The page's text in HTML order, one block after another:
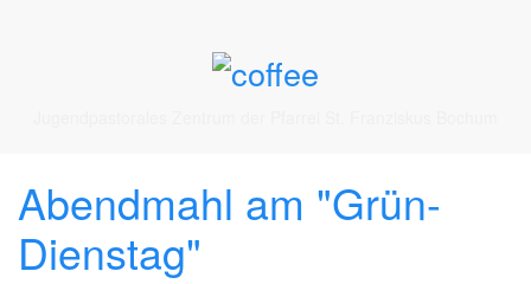
Abendmahl am "Grün-
Dienstag"